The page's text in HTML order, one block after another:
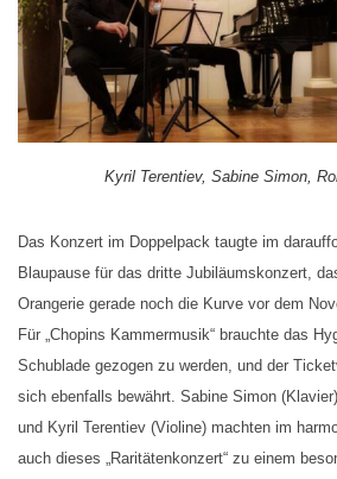
Kyril Terentiev, Sabine Simon,
Das Konzert im Doppelpack taugte im
Blaupause für das dritte Jubiläumskonzert,
Orangerie gerade noch die Kurve vor dem
Für „Chopins Kammermusik“ brauchte das
Schublade gezogen zu werden, und der
sich ebenfalls bewährt. Sabine Simon
und Kyril Terentiev (Violine) machten im
auch dieses „Raritätenkonzert“ zu einem